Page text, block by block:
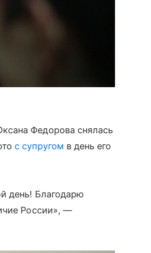
Федорова снялась
с супругом в день его
день! Благодарю
России», —